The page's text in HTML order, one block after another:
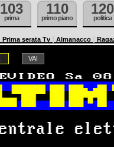
103
prima
110
primo piano
120
politica
Prima serata Tv Almanacco